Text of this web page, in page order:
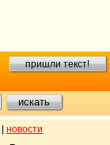
пришли текст!
новости